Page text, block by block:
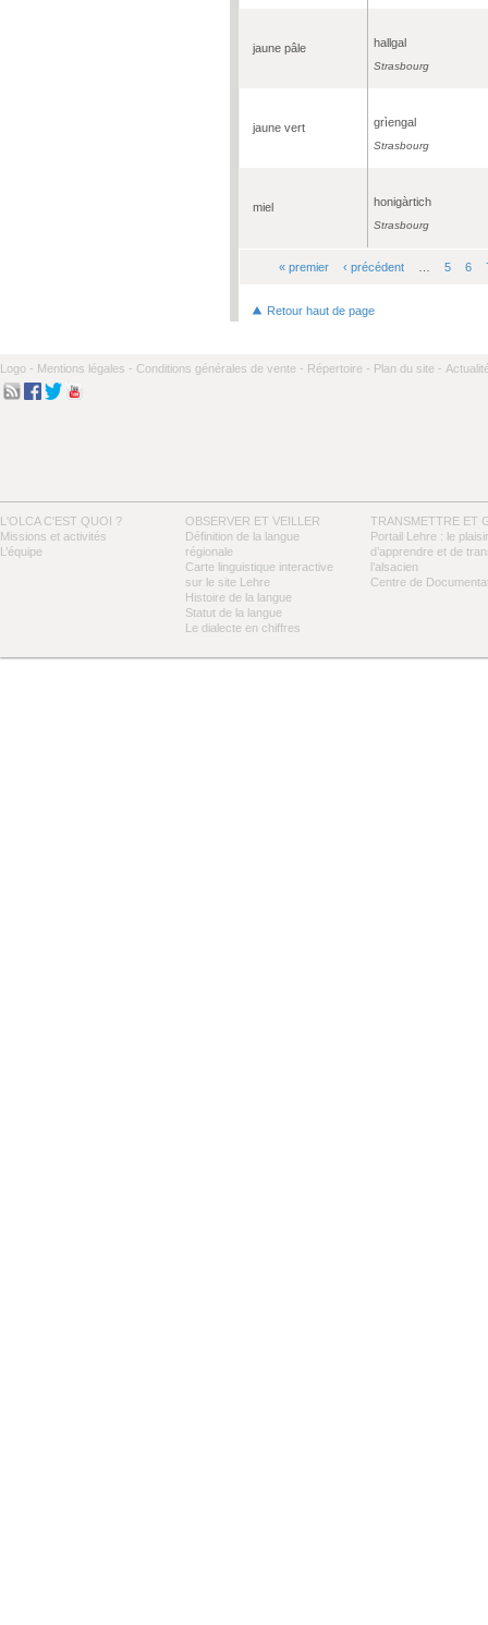
jaune pâle hallgal
Strasbourg
jaune vert grìengal
Strasbourg
miel honigàrtich
Strasbourg
Pages« premier ‹ précédent 5 6
Retour haut de page
Logo - Mentions légales - Conditions générales de vente - Répertoire - Plan du site -
L'OLCA C'EST QUOI ?
Missions et activités
L’équipe
OBSERVER ET VEILLER
Définition de la langue
régionale
Carte linguistique interactive
sur le site Lehre
Histoire de la langue
Statut de la langue
Le dialecte en chiffres
TRANSMETTRE ET
Portail Lehre : le plaisir
d’apprendre et de
l’alsacien
Centre de